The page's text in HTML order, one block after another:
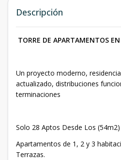
Descripción
TORRE DE APARTAMENTOS
Un proyecto moderno,
actualizado, distribuciones
terminaciones
Solo 28 Aptos Desde Los (54m2)
Apartamentos de 1, 2 y 3
Terrazas.